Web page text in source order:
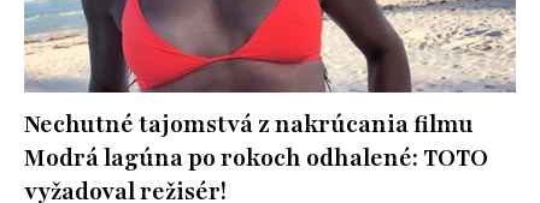
Nechutné tajomstvá z nakrúcania filmu
Modrá lagúna po rokoch odhalené: TOTO
vyžadoval režisér!